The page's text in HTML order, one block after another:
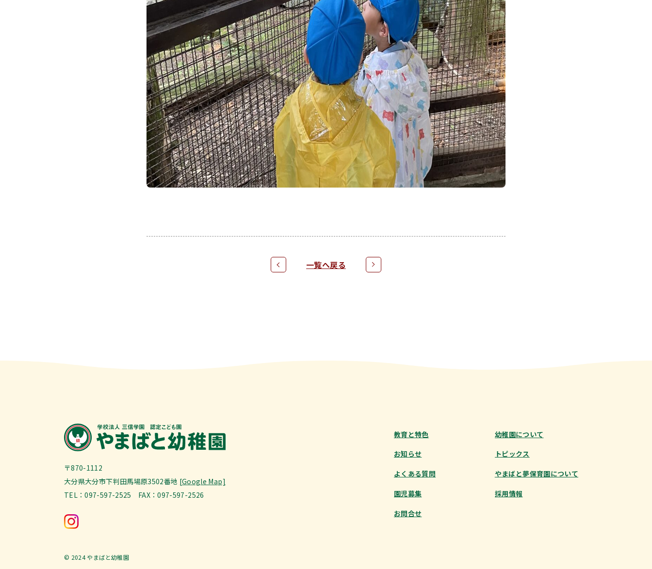
一覧へ戻る
〒870-1112
大分県大分市下判田馬場原3502番地 [Google Map]
TEL：097-597-2525 FAX：097-597-2526
教育と特色 幼稚園について
お知らせ トピックス
よくある質問 やまばと夢保育園について
園児募集 採用情報
お問合せ
© 2024 やまばと幼稚園